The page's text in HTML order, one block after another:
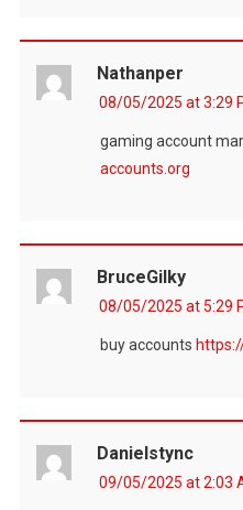
Nathanper
08/05/2025 at 3:29
gaming account
accounts.org
BruceGilky
08/05/2025 at 5:29
buy accounts
Danielstync
09/05/2025 at 2:03